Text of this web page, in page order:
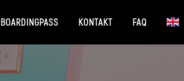
BOARDINGPASS KONTAKT FAQ